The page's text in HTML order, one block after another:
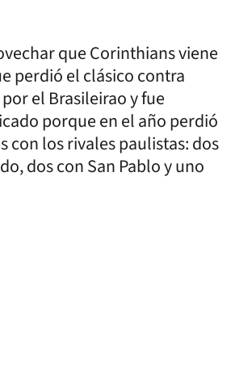
que Corinthians viene
perdió el clásico contra
el Brasileirao y fue
porque en el año perdió
con los rivales paulistas: dos
dos con San Pablo y uno